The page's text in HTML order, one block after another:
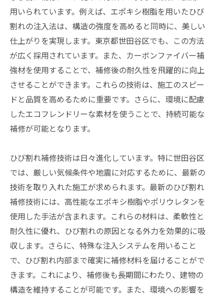
用いられています。例えば、エポキシ樹脂を用いたひび
割れの注入法は、構造の強度を高めると同時に、美しい
仕上がりを実現します。東京都世田谷区でも、この方法
が広く採用されています。また、カーボンファイバー補
強材を使用することで、補修後の耐久性を飛躍的に向上
させることができます。これらの技術は、施工のスピー
ドと品質を高めるために重要です。さらに、環境に配慮
したエコフレンドリーな素材を使うことで、持続可能な
補修が可能となります。
ひび割れ補修技術は日々進化しています。特に世田谷区
では、厳しい気候条件や地震に対応するために、最新の
技術を取り入れた施工が求められます。最新のひび割れ
補修技術には、高性能なエポキシ樹脂やポリウレタンを
使用した手法が含まれます。これらの材料は、柔軟性と
耐久性に優れ、ひび割れの原因となる外力を効果的に吸
収します。さらに、特殊な注入システムを用いること
で、ひび割れ内部まで確実に補修材料を届けることがで
きます。これにより、補修後も長期間にわたり、建物の
構造を維持することが可能です。また、環境への影響を